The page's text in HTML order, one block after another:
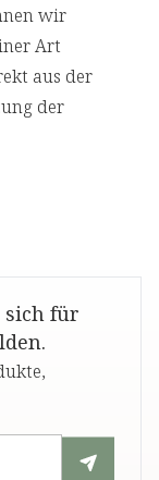
wir
Art
aus der
der
sich für